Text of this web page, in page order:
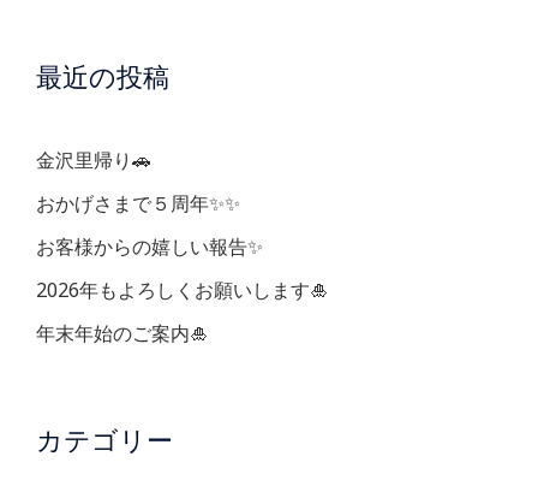
シ
ョ
ン
最近の投稿
金沢里帰り🚗
おかげさまで５周年✨✨
お客様からの嬉しい報告✨
2026年もよろしくお願いします🎍
年末年始のご案内🎍
カテゴリー